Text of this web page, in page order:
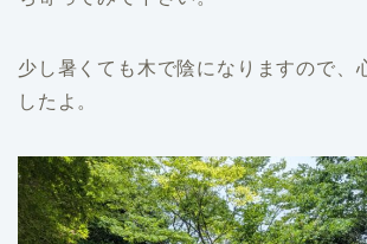
少し暑くても木で陰になりますので、
したよ。